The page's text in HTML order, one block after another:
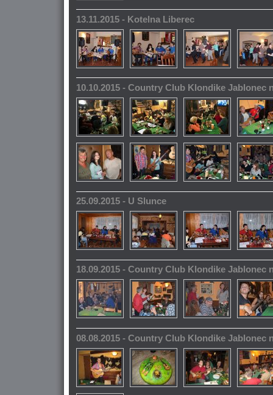
13.11.2015 - Kotelna Liberec
10.10.2015 - Country Club Klondike Jablonec
25.09.2015 - U Slunce
18.09.2015 - Country Club Klondike Jablonec
08.08.2015 - Country Club Klondike Jablonec